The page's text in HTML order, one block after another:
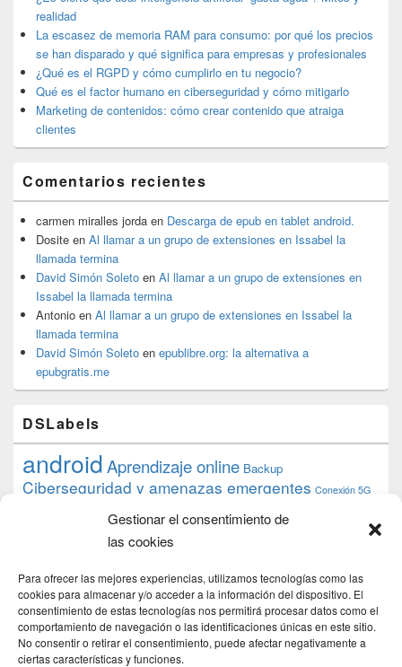
Gestionar el consentimiento de
las cookies
Para ofrecer las mejores experiencias, utilizamos tecnologías como las
cookies para almacenar y/o acceder a la información del dispositivo. El
consentimiento de estas tecnologías nos permitirá procesar datos como el
comportamiento de navegación o las identificaciones únicas en este sitio.
No consentir o retirar el consentimiento, puede afectar negativamente a
ciertas características y funciones.
barra
lateral
primaria
realidad
La escasez de memoria RAM para consumo: por qué los precios
se han disparado y qué significa para empresas y profesionales
¿Qué es el RGPD y cómo cumplirlo en tu negocio?
Qué es el factor humano en ciberseguridad y cómo mitigarlo
Marketing de contenidos: cómo crear contenido que atraiga
clientes
Comentarios recientes
carmen miralles jorda en Descarga de epub en tablet android.
Dosite en Al llamar a un grupo de extensiones en Issabel la
llamada termina
David Simón Soleto en Al llamar a un grupo de extensiones en
Issabel la llamada termina
Antonio en Al llamar a un grupo de extensiones en Issabel la
llamada termina
David Simón Soleto en epublibre.org: la alternativa a
epubgratis.me
DSLabels
androidAprendizaje online Backup
Ciberseguridad y amenazas emergentes Conexión 5G
datos debian desarrollo web
Formación Google
iphone
proyecto PS4 python Raspberryraspberrypi
raspbian review Servidor Web Sostenibilidad
tecnológicaTecnología torrent
transmissiontutorial ubuntu server Windows